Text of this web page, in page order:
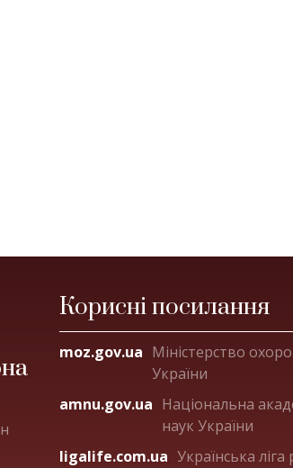
Корисні посилання
moz.gov.ua Міністерство
України
amnu.gov.ua Національна
наук України
ligalife.com.ua Українська